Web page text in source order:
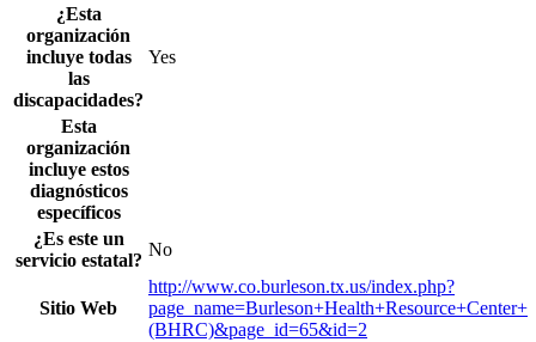
¿Esta
organización
incluye todas
las
discapacidades?
Yes
Esta
organización
incluye estos
diagnósticos
específicos
¿Es este un
servicio estatal?
No
Sitio Web
http://www.co.burleson.tx.us/index.php?
page_name=Burleson+Health+Resource+Center+
(BHRC)&page_id=65&id=2